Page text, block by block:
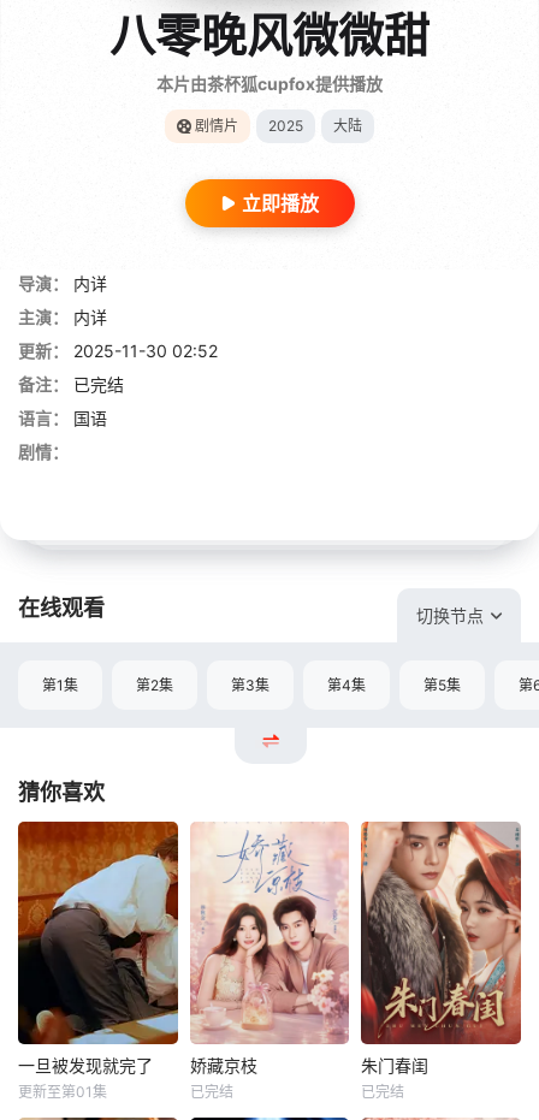
八零晚风微微甜
本片由茶杯狐cupfox提供播放
剧情片 2025 大陆
立即播放
导演：
内详
主演：
内详
更新：
2025-11-30 02:52
备注：
已完结
语言：
国语
剧情：
在线观看 切换节点
第1集 第2集 第3集 第4集 第5集 第
猜你喜欢
一旦被发现就完了
更新至第01集
娇藏京枝
已完结
朱门春闺
已完结